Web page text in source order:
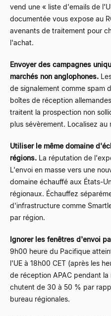
vend une « liste d'emails de
documentée vous expose au
avenants de traitement pour
l'achat.
Envoyer des campagnes
marchés non anglophones.
de signalement comme spam
boîtes de réception
traitent la prospection non
plus sévèrement. Localisez
Utiliser le même domaine
régions. La réputation de
L'envoi en masse vers une
domaine échauffé aux États-
régionaux. Échauffez
d'infrastructure comme
par région.
Ignorer les fenêtres d'envoi
9h00 heure du Pacifique
l'UE à 18h00 CET (après les
de réception APAC pendant
chutent de 30 à 50 % par
bureau régionales.